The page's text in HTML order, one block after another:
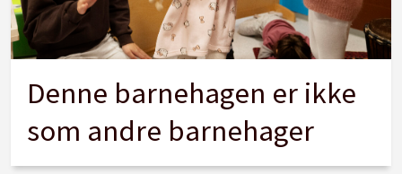
Denne barnehagen er ikke
som andre barnehager